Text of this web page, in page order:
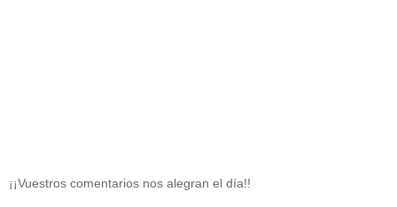
¡¡Vuestros comentarios nos alegran el día!!